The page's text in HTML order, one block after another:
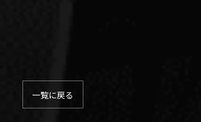
一覧に戻る